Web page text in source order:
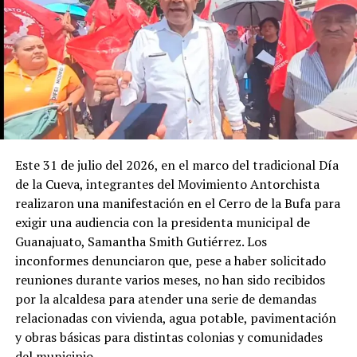
Este 31 de julio del 2026, en el marco del tradicional Día
de la Cueva, integrantes del Movimiento Antorchista
realizaron una manifestación en el Cerro de la Bufa para
exigir una audiencia con la presidenta municipal de
Guanajuato, Samantha Smith Gutiérrez. Los
inconformes denunciaron que, pese a haber solicitado
reuniones durante varios meses, no han sido recibidos
por la alcaldesa para atender una serie de demandas
relacionadas con vivienda, agua potable, pavimentación
y obras básicas para distintas colonias y comunidades